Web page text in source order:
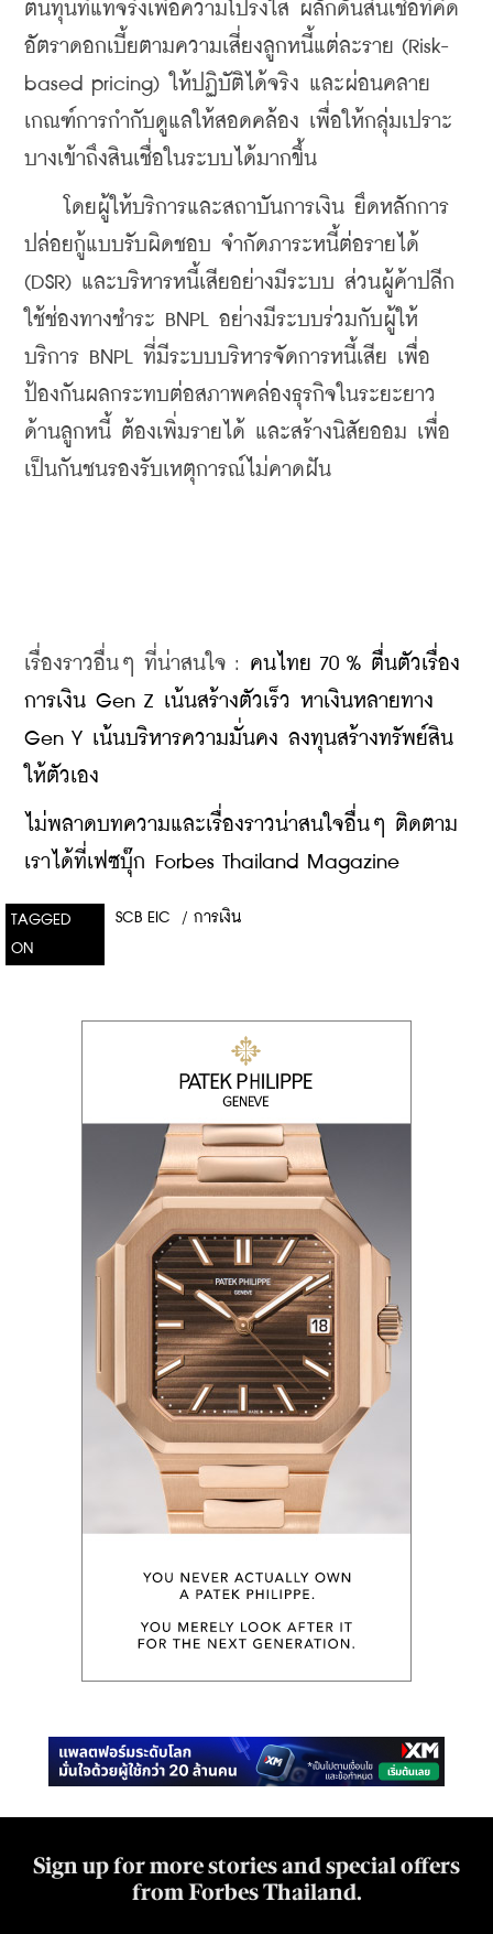
ต้นทุนที่แท้จริงเพื่อความโปร่งใส ผลักดันสินเชื่อที่คิด
อัตราดอกเบี้ยตามความเสี่ยงลูกหนี้แต่ละราย (Risk-
based pricing) ให้ปฏิบัติได้จริง และผ่อนคลาย
เกณฑ์การกำกับดูแลให้สอดคล้อง เพื่อให้กลุ่มเปราะ
บางเข้าถึงสินเชื่อในระบบได้มากขึ้น
โดยผู้ให้บริการและสถาบันการเงิน ยึดหลักการ
ปล่อยกู้แบบรับผิดชอบ จำกัดภาระหนี้ต่อรายได้
(DSR) และบริหารหนี้เสียอย่างมีระบบ ส่วนผู้ค้าปลีก
ใช้ช่องทางชำระ BNPL อย่างมีระบบร่วมกับผู้ให้
บริการ BNPL ที่มีระบบบริหารจัดการหนี้เสีย เพื่อ
ป้องกันผลกระทบต่อสภาพคล่องธุรกิจในระยะยาว
ด้านลูกหนี้ ต้องเพิ่มรายได้ และสร้างนิสัยออม เพื่อ
เป็นกันชนรองรับเหตุการณ์ไม่คาดฝัน
เรื่องราวอื่นๆ ที่น่าสนใจ : คนไทย 70 % ตื่นตัวเรื่อง
การเงิน Gen Z เน้นสร้างตัวเร็ว หาเงินหลายทาง
Gen Y เน้นบริหารความมั่นคง ลงทุนสร้างทรัพย์สิน
ให้ตัวเอง
ไม่พลาดบทความและเรื่องราวน่าสนใจอื่นๆ ติดตาม
เราได้ที่เฟซบุ๊ก Forbes Thailand Magazine
TAGGED
ON
SCB EIC / การเงิน
Sign up for more stories and special offers
from Forbes Thailand.